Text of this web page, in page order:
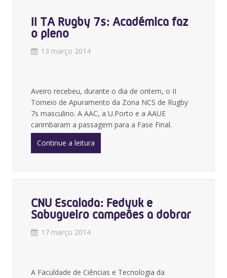
II TA Rugby 7s: Académica faz
o pleno
13 março 2014
Aveiro recebeu, durante o dia de ontem, o II
Torneio de Apuramento da Zona NCS de Rugby
7s masculino. A AAC, a U.Porto e a AAUE
carimbaram a passagem para a Fase Final.
Continue a leitura
CNU Escalada: Fedyuk e
Sabugueiro campeões a dobrar
17 março 2014
A Faculdade de Ciências e Tecnologia da